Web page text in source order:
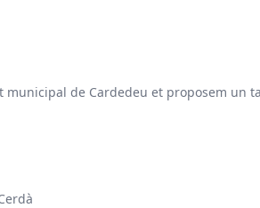
municipal de Cardedeu et proposem